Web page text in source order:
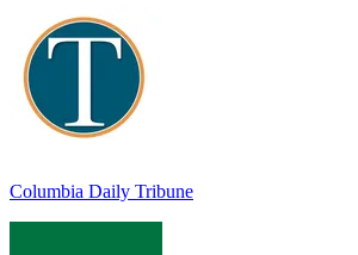
Columbia Daily Tribune